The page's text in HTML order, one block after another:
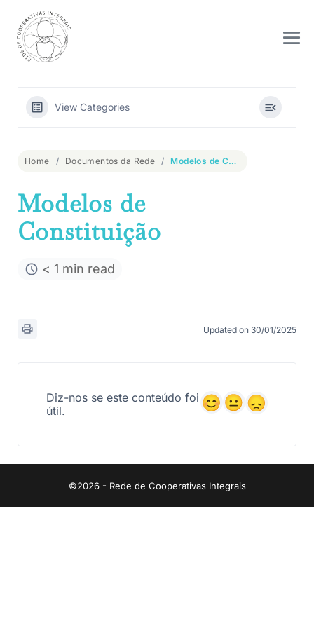
content
View Categories
Home Documentos da Rede Modelos de Constituição
Modelos de
Constituição
< 1 min read
Updated on 30/01/2025
Diz-nos se este conteúdo foi
útil.
©2026 - Rede de Cooperativas Integrais